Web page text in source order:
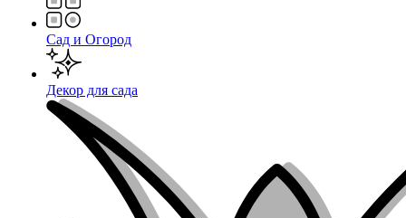
Сад и Огород
Декор для сада